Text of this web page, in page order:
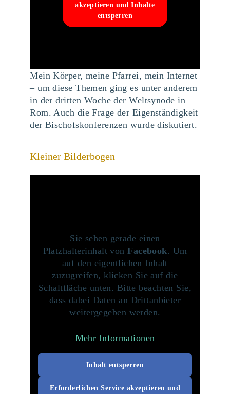
akzeptieren und Inhalte
entsperren
Mein Körper, meine Pfarrei, mein Internet
– um diese Themen ging es unter anderem
in der dritten Woche der Weltsynode in
Rom. Auch die Frage der Eigenständigkeit
der Bischofskonferenzen wurde diskutiert.
Kleiner Bilderbogen
Sie sehen gerade einen
Platzhalterinhalt vonFacebook. Um
auf den eigentlichen Inhalt
zuzugreifen, klicken Sie auf die
Schaltfläche unten. Bitte beachten Sie,
dass dabei Daten an Drittanbieter
weitergegeben werden.
Mehr Informationen
Inhalt entsperren
Erforderlichen Service akzeptieren und